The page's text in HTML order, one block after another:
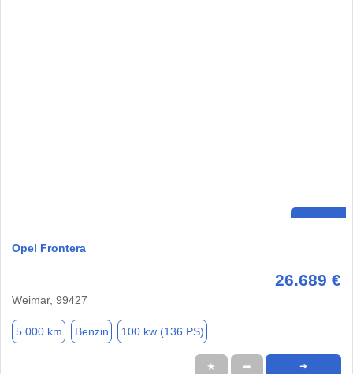
Opel Frontera
26.689 €
Weimar, 99427
5.000 km Benzin 100 kw (136 PS)
★ ➦ ➜